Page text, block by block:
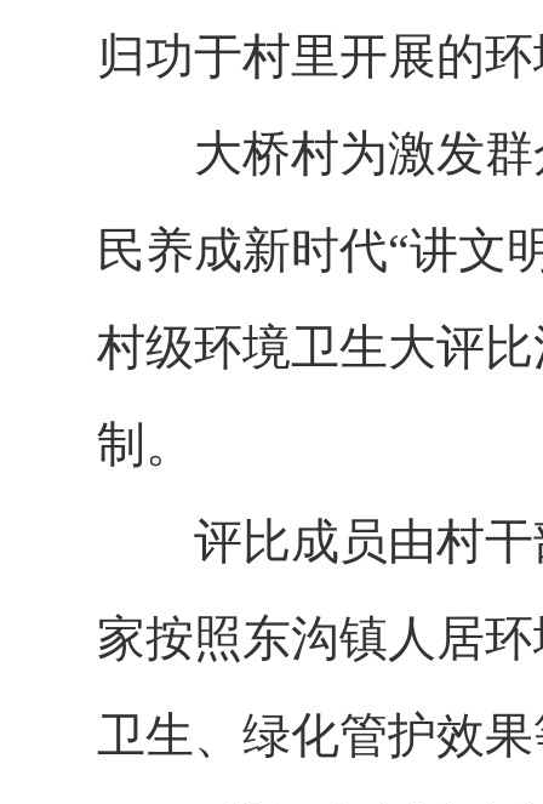
归功于村里开展的
大桥村为激发群
民养成新时代“讲文
村级环境卫生大评
制。
评比成员由村干
家按照东沟镇人居
卫生、绿化管护效